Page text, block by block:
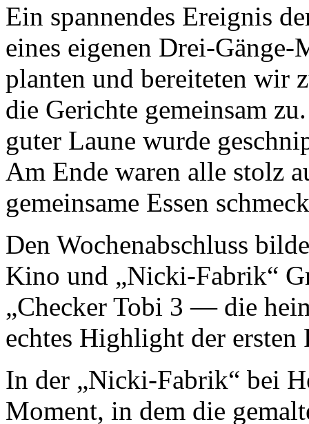
Ein spannendes Ereignis
eines eigenen Drei-
planten und bereiteten wir
die Gerichte gemeinsam
guter Laune wurde
Am Ende waren alle stolz
gemeinsame Essen
Den Wochenabschluss
Kino und „Nicki-Fabrik“
„Checker Tobi 3 — die
echtes Highlight der ersten
In der „Nicki-Fabrik“ bei
Moment, in dem die